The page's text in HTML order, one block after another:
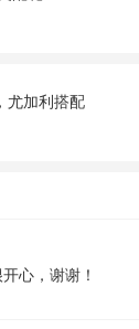
尤加利搭配
心，谢谢！